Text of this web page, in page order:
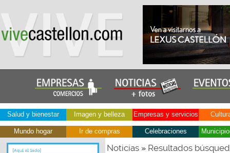
Salud y bienestar Imagen y belleza Empresas y servicios
Mundo hogar Ir de compras Celebraciones
Noticias» Resultados